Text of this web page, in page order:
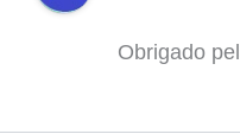
Obrigado